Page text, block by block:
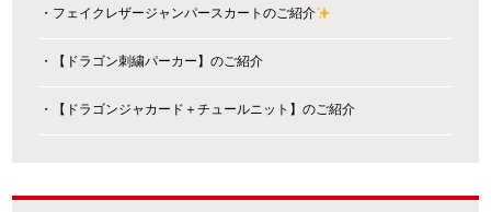
・フェイクレザージャンパースカートのご紹介
・【ドラゴン刺繍パーカー】のご紹介
・【ドラゴンジャカード＋チュールニット】のご紹介